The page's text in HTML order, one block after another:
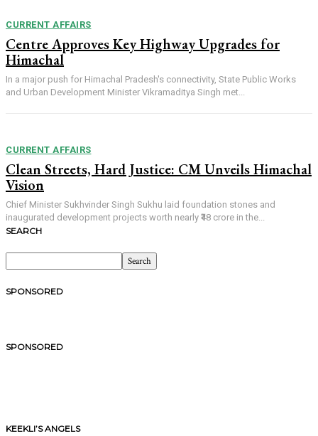
CURRENT AFFAIRS
Centre Approves Key Highway Upgrades for
Himachal
In a major push for Himachal Pradesh's connectivity, State Public Works
and Urban Development Minister Vikramaditya Singh met...
CURRENT AFFAIRS
Clean Streets, Hard Justice: CM Unveils Himachal
Vision
Chief Minister Sukhvinder Singh Sukhu laid foundation stones and
inaugurated development projects worth nearly ₹48 crore in the...
SEARCH
SPONSORED
SPONSORED
KEEKLI’S ANGELS